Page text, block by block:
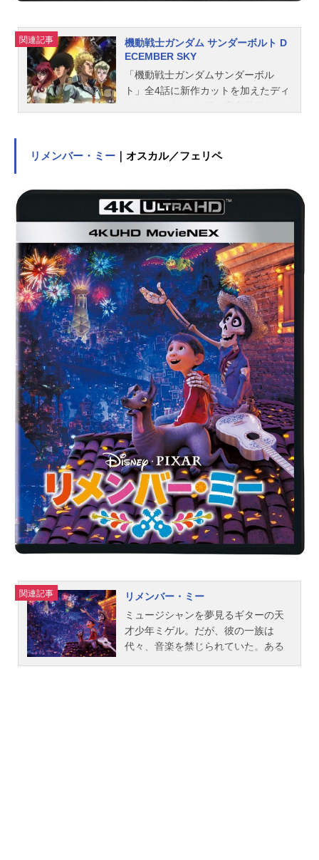
関連記事
機動戦士ガンダム サンダーボルト D
ECEMBER SKY
「機動戦士ガンダムサンダーボル
ト」全4話に新作カットを加えたディ
ロニー群、ムーアはジオン軍の攻撃
撃沈された戦艦の残骸が無数に漂う
暗礁宙域では、ぶつかり合い帯電し
たデブリによって絶えず稲妻が閃く
ようになり、いつしかそこは、『サ
ンダーボルト宙域』と呼ばれるよう
になった。ムーア市民の生き残りで
構成された地球連邦軍所属部隊、ム
ーア同胞団は、故郷であったサンダ
ーボルト宙域の奪還を悲願とし、宙
域のジオン軍を殲滅せんとしてい
た。連邦の進軍を足止めせんとする
ジオン軍も、義肢兵の戦闘データ採
取を目的に設立されたリビング・デ
ッド師団を展開。ムーア同胞団に所
属しながら、故郷や自身の出自に束
縛される事を疎ましく思うイオ・フ
レミングと、過去の戦闘により両足
を失い、今はリビング・デッド師団
でエーススナイパーとして活躍する
ダリル・ローレンツは、戦場で対峙
した時、互いに悟るのだった。ふた
りは、殺し合う宿命なのだと……。
作品名機動戦士ガンダムサンダーボ
リメンバー・ミー ｜オスカル／フェリペ
関連記事
リメンバー・ミー
ミュージシャンを夢見るギターの天
才少年ミゲル。だが、彼の一族は
代々、音楽を禁じられていた。ある